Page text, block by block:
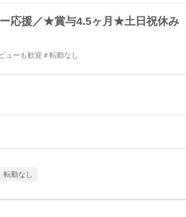
ー応援／★賞与4.5ヶ月★土日祝休み
ューも歓迎＃転勤なし
転勤なし